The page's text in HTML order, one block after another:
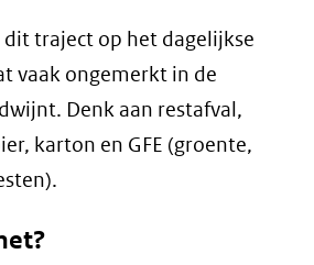
dit traject op het dagelijkse
vaak ongemerkt in de
Denk aan restafval,
karton en GFE (groente,